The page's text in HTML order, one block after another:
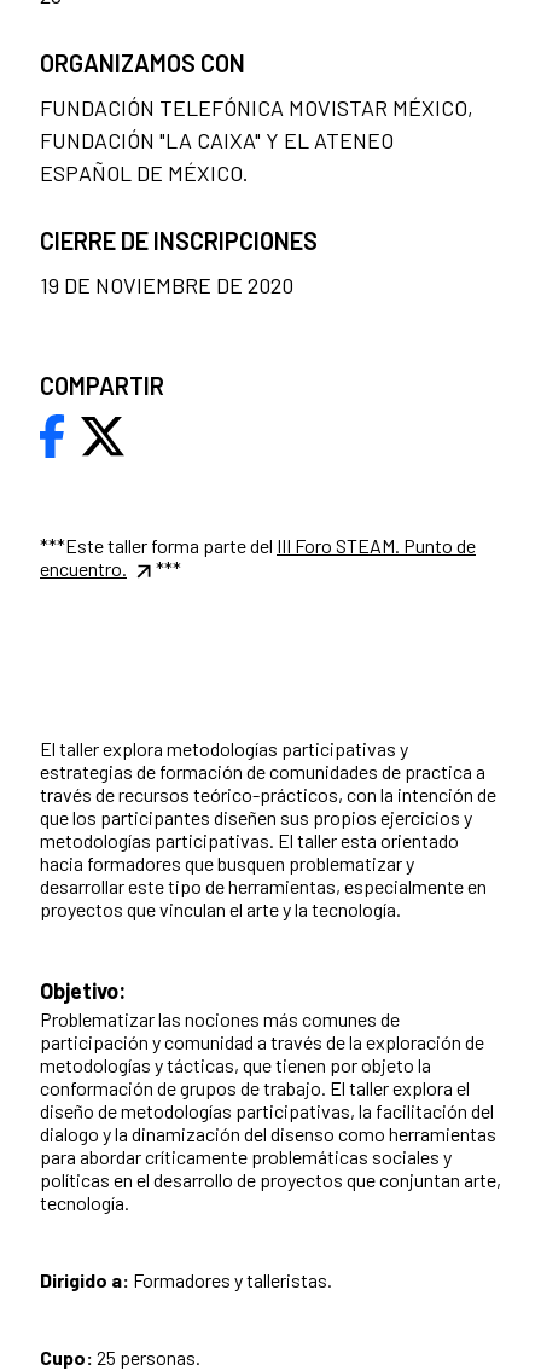
***Este taller forma parte del III Foro STEAM. Punto de
encuentro.
***
El taller explora metodologías participativas y
estrategias de formación de comunidades de practica a
través de recursos teórico-prácticos, con la intención de
que los participantes diseñen sus propios ejercicios y
metodologías participativas. El taller esta orientado
hacia formadores que busquen problematizar y
desarrollar este tipo de herramientas, especialmente en
proyectos que vinculan el arte y la tecnología.
Objetivo:
Problematizar las nociones más comunes de
participación y comunidad a través de la exploración de
metodologías y tácticas, que tienen por objeto la
conformación de grupos de trabajo. El taller explora el
diseño de metodologías participativas, la facilitación del
dialogo y la dinamización del disenso como herramientas
para abordar críticamente problemáticas sociales y
políticas en el desarrollo de proyectos que conjuntan arte,
tecnología.
Dirigido a: Formadores y talleristas.
Cupo: 25 personas.
ORGANIZAMOS CON
FUNDACIÓN TELEFÓNICA MOVISTAR MÉXICO,
FUNDACIÓN "LA CAIXA" Y EL ATENEO
ESPAÑOL DE MÉXICO.
CIERRE DE INSCRIPCIONES
19 DE NOVIEMBRE DE 2020
COMPARTIR